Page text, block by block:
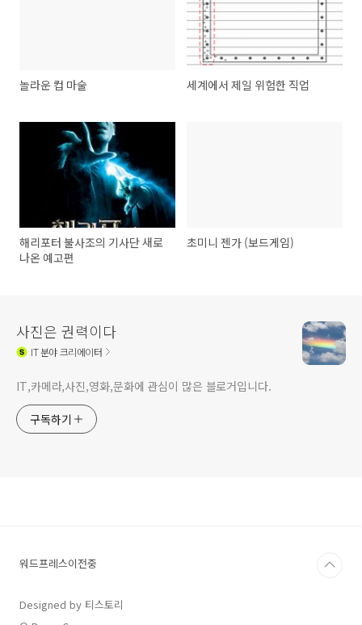
놀라운 컵 마술 세계에서 제일 위험한 직업
해리포터 불사조의 기사단 새로
나온 예고편
초미니 젠가 (보드게임)
사진은 권력이다
IT분야 크리에이터
IT,카메라,사진,영화,문화에 관심이 많은 블로거입니다.
구독하기
워드프레스이전중
Designed by 티스토리